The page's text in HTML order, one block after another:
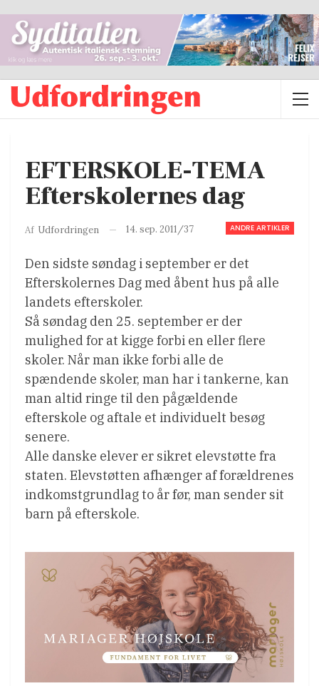
EFTERSKOLE-TEMA
Efterskolernes dag
ANDRE ARTIKLER
Af Udfordringen 14. sep. 2011/37
Den sidste søndag i september er det
Efterskolernes Dag med åbent hus på alle
landets efterskoler.
Så søndag den 25. september er der
mulighed for at kigge forbi en eller flere
skoler. Når man ikke forbi alle de
spændende skoler, man har i tankerne, kan
man altid ringe til den pågældende
efterskole og aftale et individuelt besøg
senere.
Alle danske elever er sikret elevstøtte fra
staten. Elevstøtten afhænger af forældrenes
indkomstgrundlag to år før, man sender sit
barn på efterskole.